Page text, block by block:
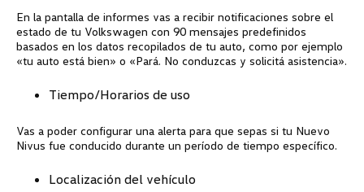
En la pantalla de informes vas a recibir notificaciones sobre el
estado de tu Volkswagen con 90 mensajes predefinidos
basados en los datos recopilados de tu auto, como por ejemplo
«tu auto está bien» o «Pará. No conduzcas y solicitá asistencia».
Tiempo/Horarios de uso
Vas a poder configurar una alerta para que sepas si tu Nuevo
Nivus fue conducido durante un período de tiempo específico.
Localización del vehículo